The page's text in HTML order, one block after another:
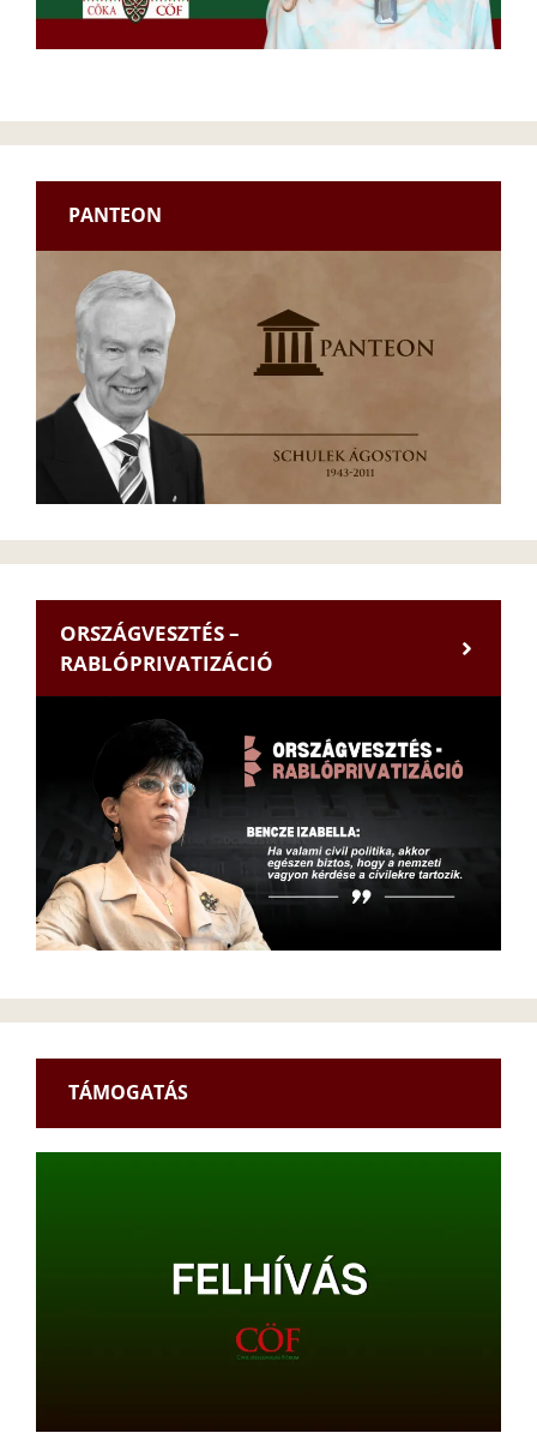
PANTEON
ORSZÁGVESZTÉS –
RABLÓPRIVATIZÁCIÓ
TÁMOGATÁS